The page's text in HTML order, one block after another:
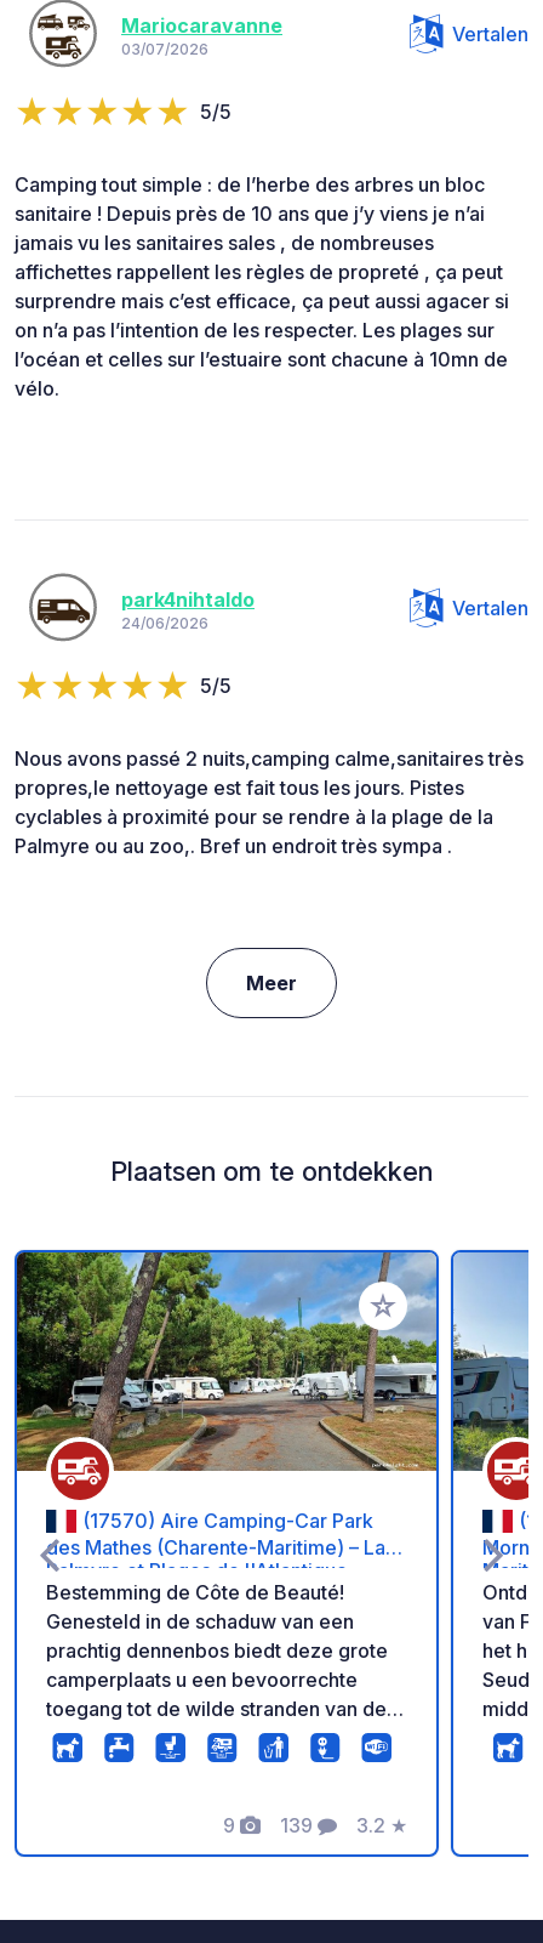
Mariocaravanne
03/07/2026
Vertalen
5/5
Camping tout simple : de l’herbe des arbres un bloc
sanitaire ! Depuis près de 10 ans que j’y viens je n’ai
jamais vu les sanitaires sales , de nombreuses
affichettes rappellent les règles de propreté , ça peut
surprendre mais c’est efficace, ça peut aussi agacer si
on n’a pas l’intention de les respecter. Les plages sur
l’océan et celles sur l’estuaire sont chacune à 10mn de
vélo.
park4nihtaldo
24/06/2026
Vertalen
5/5
Nous avons passé 2 nuits,camping calme,sanitaires très
propres,le nettoyage est fait tous les jours. Pistes
cyclables à proximité pour se rendre à la plage de la
Palmyre ou au zoo,. Bref un endroit très sympa .
Meer
Plaatsen om te ontdekken
Voeg toe aan je
(17570) Aire Camping-Car Park
des Mathes (Charente-Maritime) – La
Palmyre et Plages de l'Atlantique
Bestemming de Côte de Beauté!
Genesteld in de schaduw van een
prachtig dennenbos biedt deze grote
camperplaats u een bevoorrechte
toegang tot de wilde stranden van de
Côte Sauvage, de beroemde
dierentuin van La Palmyre en het
het bos van La Coubre. Installeer u op
hoogwaardige staanplaatsen met alle
9
Foto's
139
Commentaren
3.2
Beoordeling
★
van
het
op